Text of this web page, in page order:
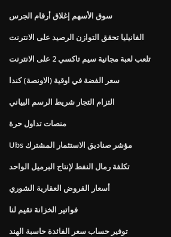
سوق الأسهم إغلاق أرقام الجرس
الفانيليا تحقق التوازن الرصيد على الانترنت
تلعب لعبة مجانية سيم تاكسي 2 على الانترنت
سعر الفضة في اوقية (الاونصة) كندا
التزام التجار شريط الرسم البياني
منصات تداول حرة
Ubs مؤشر صناديق الاستثمار المشترك
تكلفة رمال النفط لإنتاج البرميل الواحد
أسعار القروض العقارية الشوري
فواتير الخزانة تقيم لنا
توفير حساب سعر الفائدة حاسبة الهند